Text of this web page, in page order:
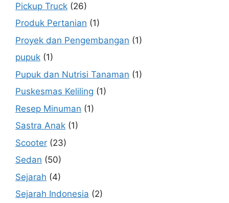
Pickup Truck (26)
Produk Pertanian (1)
Proyek dan Pengembangan (1)
pupuk (1)
Pupuk dan Nutrisi Tanaman (1)
Puskesmas Keliling (1)
Resep Minuman (1)
Sastra Anak (1)
Scooter (23)
Sedan (50)
Sejarah (4)
Sejarah Indonesia (2)